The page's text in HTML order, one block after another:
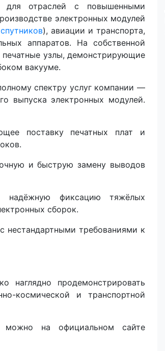
для отраслей с повышенными
электронных модулей
), авиации и транспорта,
аппаратов. На собственной
печатные узлы, демонстрирующие
вакууме.
спектру услуг компании —
выпуска электронных модулей.
поставку печатных плат и
и быструю замену выводов
надёжную фиксацию тяжёлых
сборок.
с нестандартными требованиями к
продемонстрировать
космической и транспортной
можно на официальном сайте